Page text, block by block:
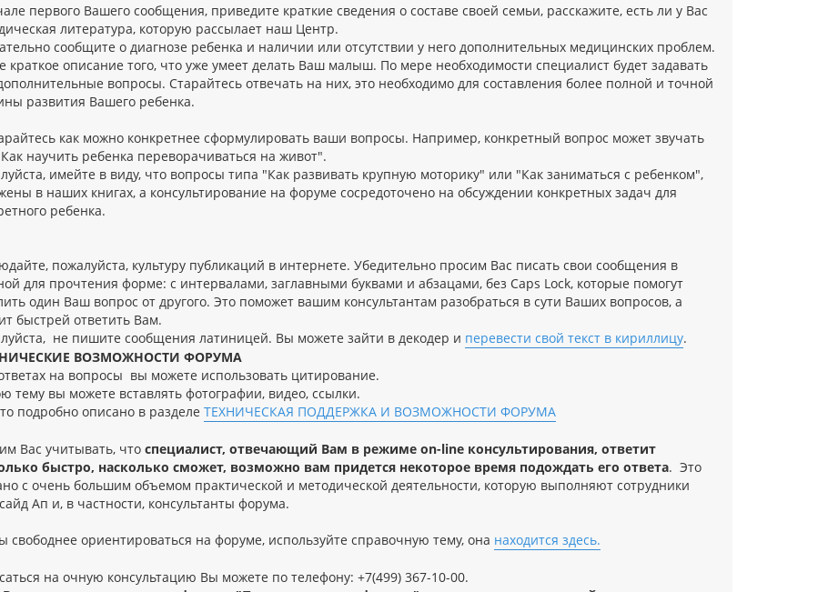
первого Вашего сообщения, приведите краткие сведения о составе своей семьи, расскажите, есть ли у Вас
литература, которую рассылает наш Центр.
сообщите о диагнозе ребенка и наличии или отсутствии у него дополнительных медицинских проблем.
краткое описание того, что уже умеет делать Ваш малыш. По мере необходимости специалист будет задавать
вопросы. Старайтесь отвечать на них, это необходимо для составления более полной и точной
развития Вашего ребенка.
как можно конкретнее сформулировать ваши вопросы. Например, конкретный вопрос может звучать
научить ребенка переворачиваться на живот".
имейте в виду, что вопросы типа "Как развивать крупную моторику" или "Как заниматься с ребенком",
в наших книгах, а консультирование на форуме сосредоточено на обсуждении конкретных задач для
ребенка.
пожалуйста, культуру публикаций в интернете. Убедительно просим Вас писать свои сообщения в
для прочтения форме: с интервалами, заглавными буквами и абзацами, без Caps Lock, которые помогут
один Ваш вопрос от другого. Это поможет вашим консультантам разобраться в сути Ваших вопросов, а
быстрей ответить Вам.
не пишите сообщения латиницей. Вы можете зайти в декодер и перевести свой текст в кириллицу.
ВОЗМОЖНОСТИ ФОРУМА
на вопросы вы можете использовать цитирование.
тему вы можете вставлять фотографии, видео, ссылки.
подробно описано в разделеТЕХНИЧЕСКАЯ ПОДДЕРЖКА И ВОЗМОЖНОСТИ ФОРУМА
Вас учитывать, чтоспециалист, отвечающий Вам в режиме on-line консультирования, ответит
быстро, насколько сможет, возможно вам придется некоторое время подождать его ответа. Это
с очень большим объемом практической и методической деятельности, которую выполняют сотрудники
Ап и, в частности, консультанты форума.
свободнее ориентироваться на форуме, используйте справочную тему, она находится здесь.
на очную консультацию Вы можете по телефону: +7(499) 367-10-00.